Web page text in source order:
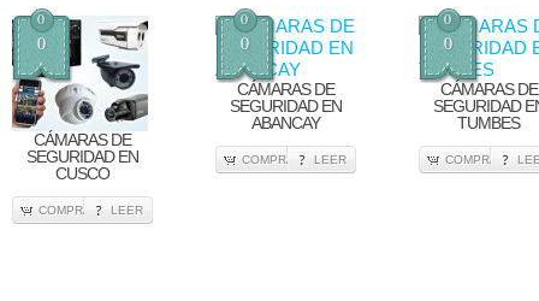
0
0
CÁMARAS DE
SEGURIDAD EN
CUSCO
COMPRA LEER
0
0
CÁMARAS DE
SEGURIDAD EN
ABANCAY
COMPRA LEER
0
0
CÁMARAS DE
SEGURIDAD
TUMBES
COMPRA